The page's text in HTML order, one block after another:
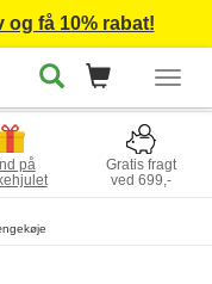
få 10% rabat!
på
Gratis fragt
ved 699,-